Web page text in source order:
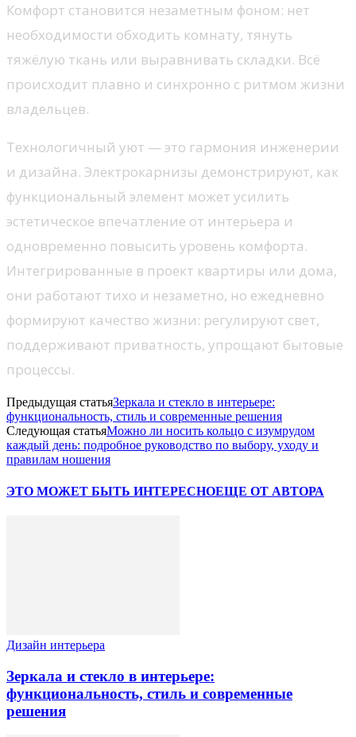
Комфорт становится незаметным фоном: нет
необходимости обходить комнату, тянуть
тяжёлую ткань или выравнивать складки. Всё
происходит плавно и синхронно с ритмом жизни
владельцев.
Технологичный уют — это гармония инженерии
и дизайна. Электрокарнизы демонстрируют, как
функциональный элемент может усилить
эстетическое впечатление от интерьера и
одновременно повысить уровень комфорта.
Интегрированные в проект квартиры или дома,
они работают тихо и незаметно, но ежедневно
формируют качество жизни: регулируют свет,
поддерживают приватность, упрощают бытовые
процессы.
Предыдущая статьяЗеркала и стекло в интерьере:
функциональность, стиль и современные решения
Следующая статьяМожно ли носить кольцо с изумрудом
каждый день: подробное руководство по выбору, уходу и
правилам ношения
ЭТО МОЖЕТ БЫТЬ ИНТЕРЕСНОЕЩЕ ОТ АВТОРА
Дизайн интерьера
Зеркала и стекло в интерьере:
функциональность, стиль и современные
решения